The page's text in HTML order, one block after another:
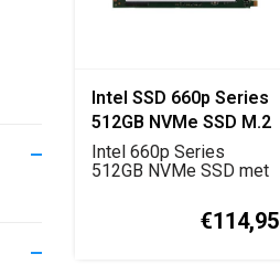
Intel SSD 660p Series
512GB NVMe SSD M.2
2280
Intel 660p Series
512GB NVMe SSD met
€114,95